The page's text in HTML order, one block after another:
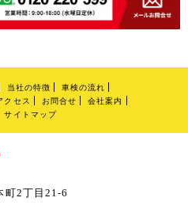
当社の特徴
車検の流れ
クセス お問合せ
会社案内
サイトマップ
町2丁目21-6